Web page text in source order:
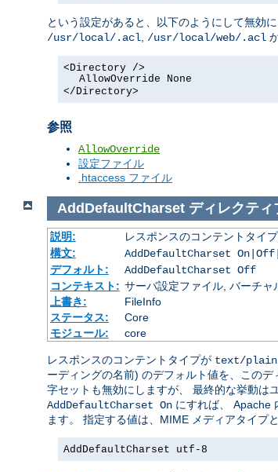
という設定があると、以下のようにして無効
/usr/local/.acl, /usr/local/web/.acl
<Directory />
AllowOverride None
</Directory>
参照
AllowOverride
設定ファイル
.htaccess ファイル
AddDefaultCharset ディレクティ
説明: レスポンスのコンテントタイ
構文:
AddDefaultCharset On|Off|
デフォルト:
AddDefaultCharset Off
コンテキスト: サーバ設定ファイル, バーチ
上書き:
FileInfo
ステータス:
Core
モジュール:
core
レスポンスのコンテントタイプが text/plain
ーディングの名前) のデフォルト値を、この
字セットも無効にしますが、 最終的な挙動は
AddDefaultCharset On にすれば、 Apache
ます。 指定する値は、MIME メディアタイプ
AddDefaultCharset utf-8